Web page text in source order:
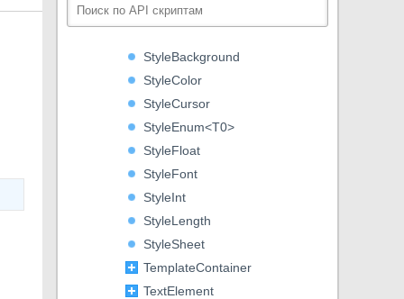
UxmlFactory
StyleBackground
StyleColor
StyleCursor
StyleEnum<T0>
StyleFloat
StyleFont
StyleInt
StyleLength
StyleSheet
TemplateContainer
TextElement